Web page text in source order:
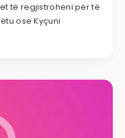
të regjistroheni për të
ose Kyçuni